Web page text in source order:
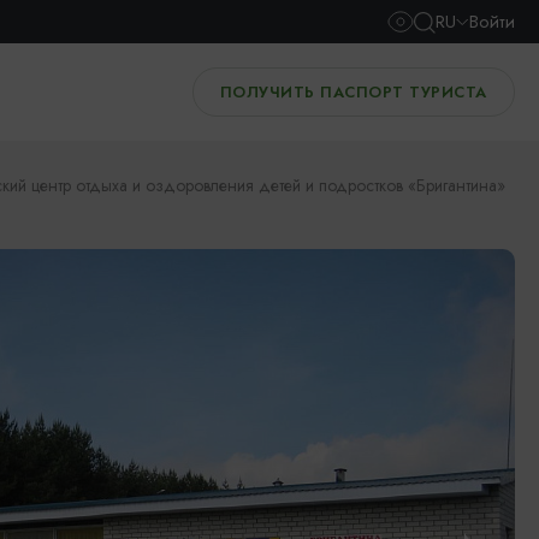
RU Войти
ПОЛУЧИТЬ ПАСПОРТ ТУРИСТА
центр отдыха и оздоровления детей и подростков «Бригантина»